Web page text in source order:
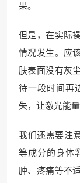
果。
但是，在实际
情况发生。应
肤表面没有灰
待一段时间再
失，让激光能
我们还需要注
等成分的身体
肿、疼痛等不